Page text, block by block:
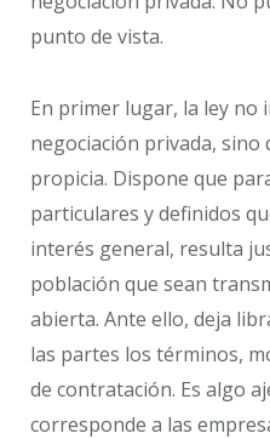
punto de vista.
En primer lugar, la ley no
negociación privada,
propicia. Dispone que
particulares y definidos
interés general, resulta
población que sean
abierta. Ante ello, deja
las partes los términos,
de contratación. Es algo
corresponde a las